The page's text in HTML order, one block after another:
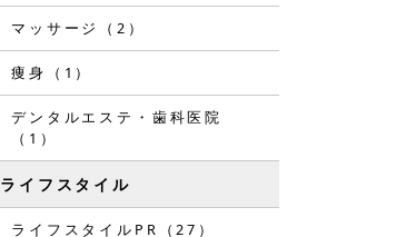
マッサージ（2）
痩身（1）
デンタルエステ・歯科医院
（1）
ライフスタイル
ライフスタイルPR（27）